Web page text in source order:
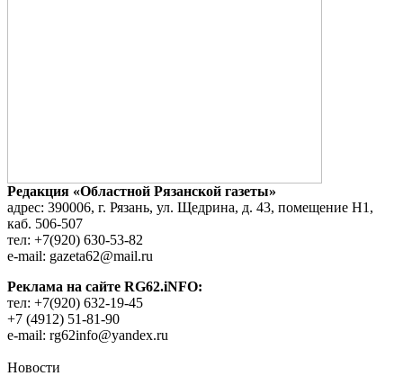
Редакция «Областной Рязанской газеты»
адрес: 390006, г. Рязань, ул. Щедрина, д. 43, помещение Н1,
каб. 506-507
тел: +7(920) 630-53-82
e-mail: gazeta62@mail.ru
Реклама на сайте RG62.iNFO:
тел: +7(920) 632-19-45
+7 (4912) 51-81-90
e-mail: rg62info@yandex.ru
Новости